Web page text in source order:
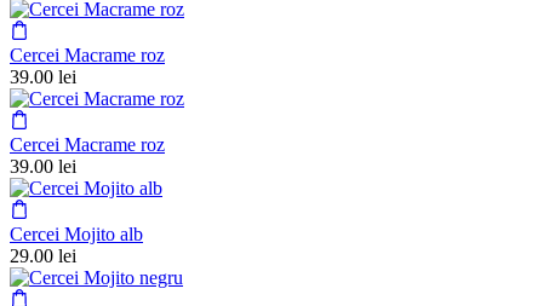
Cercei Macrame roz
39.00 lei
Cercei Macrame roz
39.00 lei
Cercei Mojito alb
29.00 lei